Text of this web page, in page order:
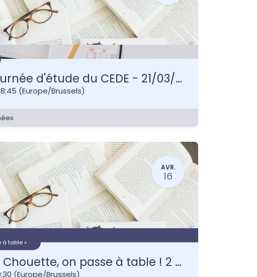
28 ème Journée d'étude du CEDE - 21/03/25
(Europe/Brussels)
AVR.
16
à table »
Bruxelles - Chouette, on passe à table ! 2 jours
(Europe/Brussels)